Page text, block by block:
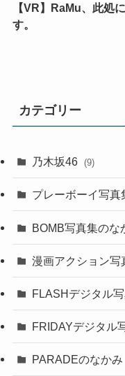
【VR】RaMu、此処
す。
カテゴリー
乃木坂46 (9)
プレーボーイ写真
BOMB写真集のな
漫画アクション写
FLASHデジタル
FRIDAYデジタル
PARADEのなかみ